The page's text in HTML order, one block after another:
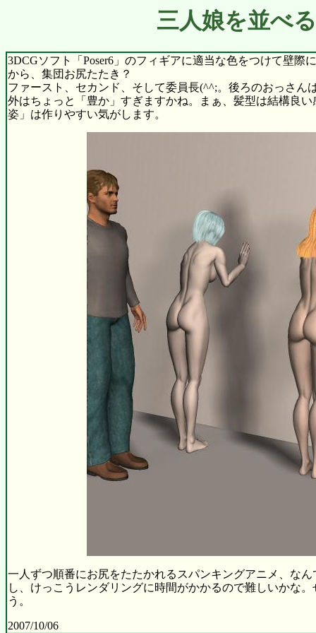
三人娘を並べ
3DCGソフト「Poser6」のフィギアに適当な色をつけて壁
から、集団お尻たたき？
ファースト、セカンド、そして委員長(^^;。後ろのおっさん
外はちょっと「豊か」すぎますかね。まぁ、髪型は結構良
姿」は作りやすい気がします。
一人ずつ順番にお尻をたたかれるスパンキングアニメ、な
し、けっこうレンダリングに時間がかかるので難しいかな
う。
2007/10/06